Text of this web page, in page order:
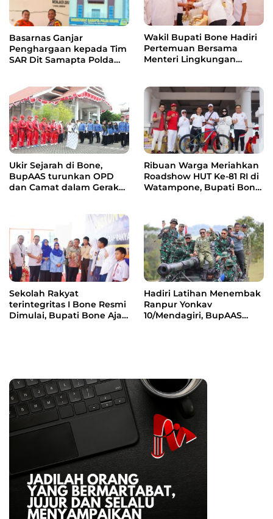
Basarnas Ganjar
Penghargaan kepada Tim
SAR Dit Samapta Polda
Wakil Bupati Bone Hadiri
Pertemuan Bersama
Menteri Lingkungan
PSEL
Ukir Sejarah di Bone,
BupAAS turunkan OPD
dan Camat dalam Gerak
Ribuan Warga Meriahkan
Roadshow HUT Ke-81 RI di
Watampone, Bupati Bone
Semangat Membangun
Daerah
Sekolah Rakyat
terintegritas I Bone Resmi
Dimulai, Bupati Bone Ajak
Hadiri Latihan Menembak
Ranpur Yonkav
10/Mendagiri, BupAAS